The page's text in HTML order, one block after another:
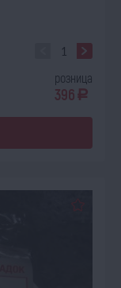
розница
396 a